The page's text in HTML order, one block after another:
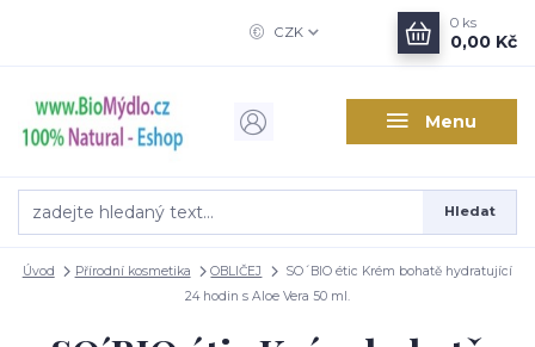
Menu
CZK
Hledat
0 ks
0,00 Kč
Úvod Přírodní kosmetika OBLIČEJ
SO´BIO étic Krém bohatě hydratující
24 hodin s Aloe Vera 50 ml.